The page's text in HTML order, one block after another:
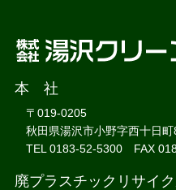
本 社
〒019-0205
秋田県湯沢市小野字西十日町
TEL 0183-52-5300 FAX
廃プラスチックリサイ